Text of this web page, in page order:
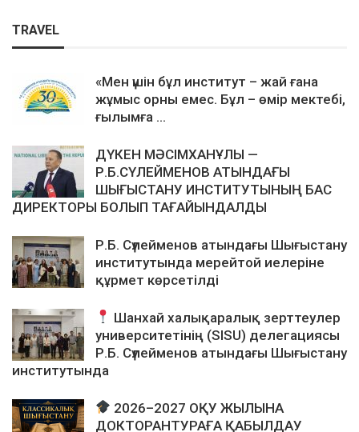
TRAVEL
«Мен үшін бұл институт – жай ғана
жұмыс орны емес. Бұл – өмір мектебі,
ғылымға ...
ДҮКЕН МӘСІМХАНҰЛЫ —
Р.Б.СҮЛЕЙМЕНОВ АТЫНДАҒЫ
ШЫҒЫСТАНУ ИНСТИТУТЫНЫҢ БАС
ДИРЕКТОРЫ БОЛЫП ТАҒАЙЫНДАЛДЫ
Р.Б. Сүлейменов атындағы Шығыстану
институтында мерейтой иелеріне
құрмет көрсетілді
Шанхай халықаралық зерттеулер
университетінің (SISU) делегациясы
Р.Б. Сүлейменов атындағы Шығыстану
институтында
2026–2027 ОҚУ ЖЫЛЫНА
ДОКТОРАНТУРАҒА ҚАБЫЛДАУ